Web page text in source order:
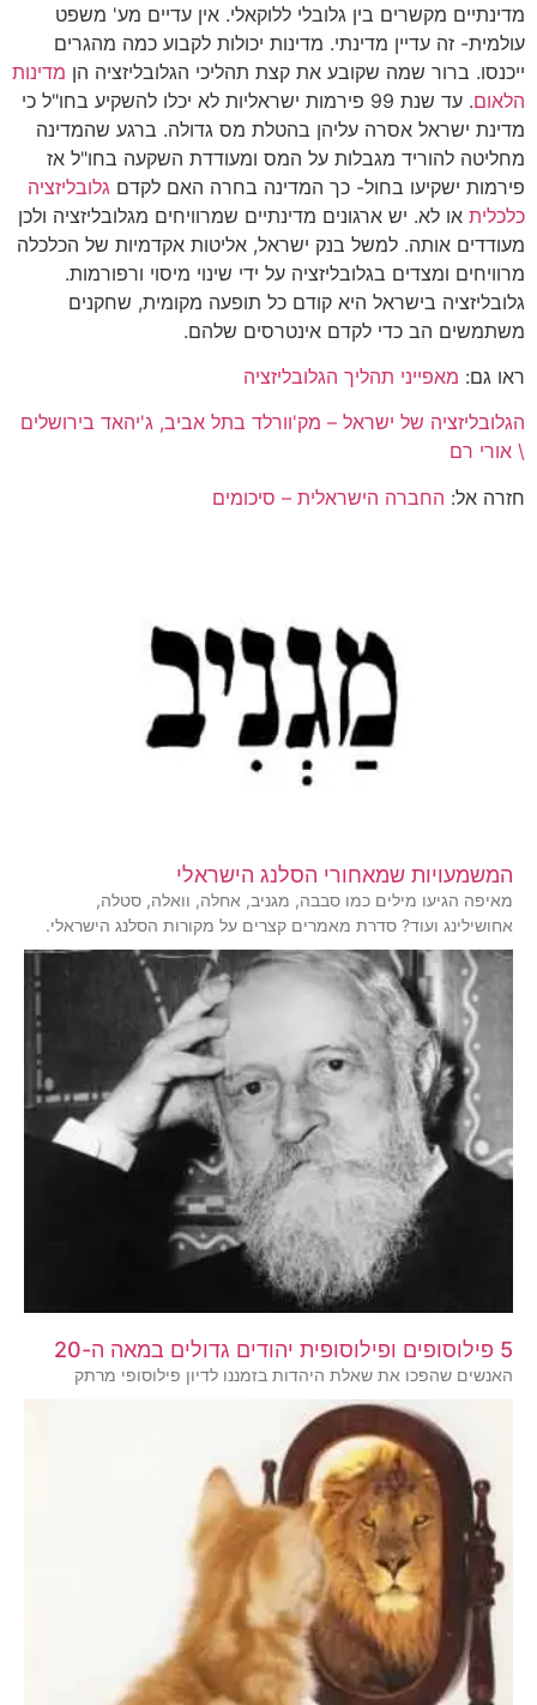
מדינתיים מקשרים בין גלובלי ללוקאלי. אין עדיים מע' משפט
עולמית- זה עדיין מדינתי. מדינות יכולות לקבוע כמה מהגרים
ייכנסו. ברור שמה שקובע את קצת תהליכי הגלובליזציה הן מדינות
הלאום
. עד שנת 99 פירמות ישראליות לא יכלו להשקיע בחו"ל כי
מדינת ישראל אסרה עליהן בהטלת מס גדולה. ברגע שהמדינה
מחליטה להוריד מגבלות על המס ומעודדת השקעה בחו"ל אז
פירמות ישקיעו בחול- כך המדינה בחרה האם לקדם גלובליזציה
כלכלית או לא. יש ארגונים מדינתיים שמרוויחים מגלובליזציה ולכן
מעודדים אותה. למשל בנק ישראל, אליטות אקדמיות של הכלכלה
מרוויחים ומצדים בגלובליזציה על ידי שינוי מיסוי ורפורמות.
גלובליזציה בישראל היא קודם כל תופעה מקומית, שחקנים
משתמשים הב כדי לקדם אינטרסים שלהם.
ראו גם: מאפייני תהליך הגלובליזציה
הגלובליזציה של ישראל – מק'וורלד בתל אביב, ג'יהאד בירושלים
\ אורי רם
חזרה אל: החברה הישראלית – סיכומים
המשמעויות שמאחורי הסלנג הישראלי
מאיפה הגיעו מילים כמו סבבה, מגניב, אחלה, וואלה, סטלה,
אחושילינג ועוד? סדרת מאמרים קצרים על מקורות הסלנג הישראלי.
5 פילוסופים ופילוסופית יהודים גדולים במאה ה-20
האנשים שהפכו את שאלת היהדות בזמננו לדיון פילוסופי מרתק